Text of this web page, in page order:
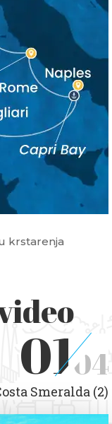
krstarenja
0104
Smeralda (2)